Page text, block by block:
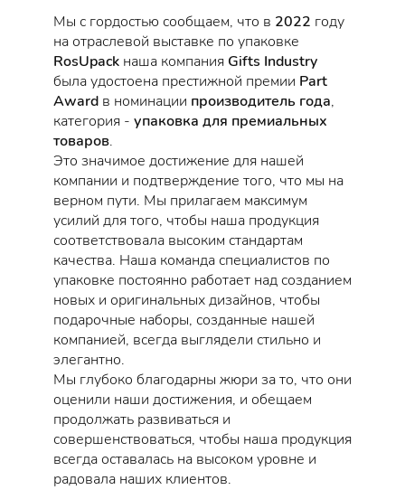
Мы с гордостью сообщаем, что в 2022 году
на отраслевой выставке по упаковке
RosUpack наша компания Gifts Industry
была удостоена престижной премии Part
Award в номинации производитель года,
категория - упаковка для премиальных
товаров.
Это значимое достижение для нашей
компании и подтверждение того, что мы на
верном пути. Мы прилагаем максимум
усилий для того, чтобы наша продукция
соответствовала высоким стандартам
качества. Наша команда специалистов по
упаковке постоянно работает над созданием
новых и оригинальных дизайнов, чтобы
подарочные наборы, созданные нашей
компанией, всегда выглядели стильно и
элегантно.
Мы глубоко благодарны жюри за то, что они
оценили наши достижения, и обещаем
продолжать развиваться и
совершенствоваться, чтобы наша продукция
всегда оставалась на высоком уровне и
радовала наших клиентов.